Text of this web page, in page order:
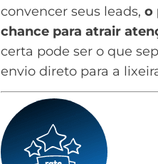
convencer seus leads, o
chance para atrair
certa pode ser o que
envio direto para a